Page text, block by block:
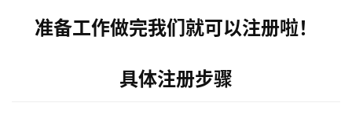
准备工作做完我们就可以注册啦！
具体注册步骤